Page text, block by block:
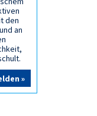
den
an
»